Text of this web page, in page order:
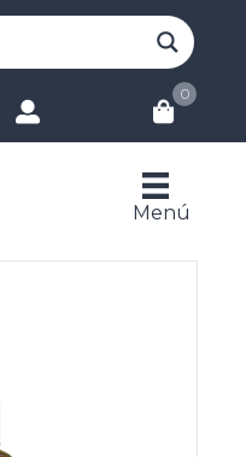
0
Menú